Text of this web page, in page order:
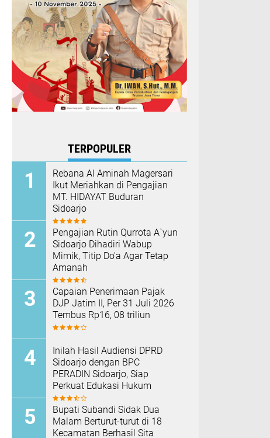
TERPOPULER
Rebana Al Aminah Magersari
Ikut Meriahkan di Pengajian
MT. HIDAYAT Buduran
Sidoarjo
Pengajian Rutin Qurrota A`yun
Sidoarjo Dihadiri Wabup
Mimik, Titip Do'a Agar Tetap
Amanah
Capaian Penerimaan Pajak
DJP Jatim II, Per 31 Juli 2026
Tembus Rp16, 08 triliun
Inilah Hasil Audiensi DPRD
Sidoarjo dengan BPC
PERADIN Sidoarjo, Siap
Perkuat Edukasi Hukum
Bupati Subandi Sidak Dua
Malam Berturut-turut di 18
Kecamatan Berhasil Sita